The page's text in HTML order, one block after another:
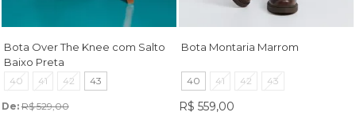
Bota Over The Knee com Salto
Baixo Preta
40 41 42 43
De: R$ 529,00
Bota Montaria Marrom
40 41 42 43
R$ 559,00